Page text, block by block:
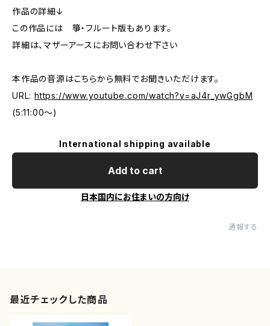
作品の詳細↓
この作品には 箏・フルート版もあります。
詳細は、マザーアースにお問い合わせ下さい
本作品の音源はこちらから無料でお聞きいただけます。
URL: https://www.youtube.com/watch?v=aJ4r_ywGgbM
(5:11:00～)
International shipping available
Add to cart
日本国内にお住まいの方向け
通報する
最近チェックした商品